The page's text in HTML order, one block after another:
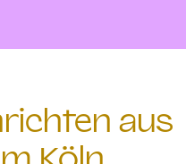
aus